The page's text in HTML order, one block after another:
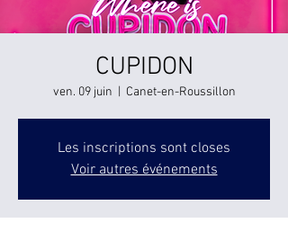
CUPIDON
ven. 09 juin Canet-en-Roussillon
Les inscriptions sont closes
Voir autres événements